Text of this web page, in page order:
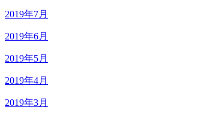
2019年7月
2019年6月
2019年5月
2019年4月
2019年3月